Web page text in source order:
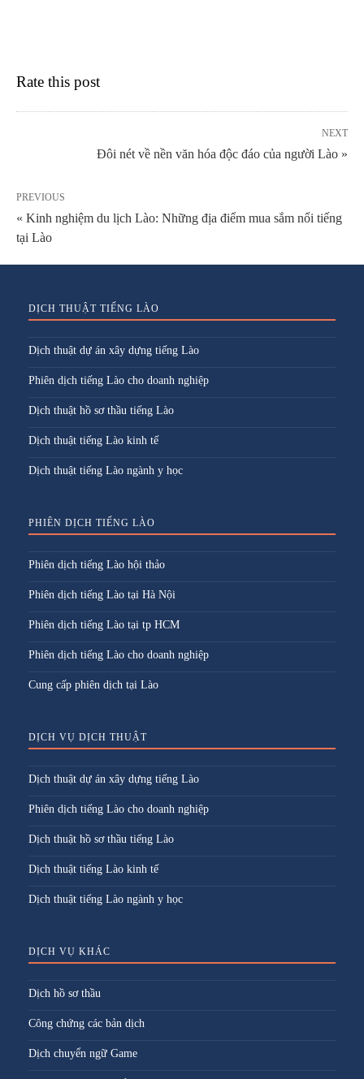
Rate this post
NEXT
Đôi nét về nền văn hóa độc đáo của người Lào »
PREVIOUS
« Kinh nghiệm du lịch Lào: Những địa điểm mua sắm nổi tiếng
tại Lào
DỊCH THUẬT TIẾNG LÀO
Dịch thuật dự án xây dựng tiếng Lào
Phiên dịch tiếng Lào cho doanh nghiệp
Dịch thuật hồ sơ thầu tiếng Lào
Dịch thuật tiếng Lào kinh tế
Dịch thuật tiếng Lào ngành y học
PHIÊN DỊCH TIẾNG LÀO
Phiên dịch tiếng Lào hội thảo
Phiên dịch tiếng Lào tại Hà Nội
Phiên dịch tiếng Lào tại tp HCM
Phiên dịch tiếng Lào cho doanh nghiệp
Cung cấp phiên dịch tại Lào
DỊCH VỤ DỊCH THUẬT
Dịch thuật dự án xây dựng tiếng Lào
Phiên dịch tiếng Lào cho doanh nghiệp
Dịch thuật hồ sơ thầu tiếng Lào
Dịch thuật tiếng Lào kinh tế
Dịch thuật tiếng Lào ngành y học
DỊCH VỤ KHÁC
Dịch hồ sơ thầu
Công chứng các bản dịch
Dịch chuyển ngữ Game